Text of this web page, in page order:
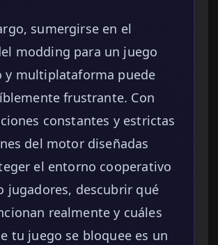
sumergirse en el
modding para un juego
y multiplataforma puede
frustrante. Con
constantes y estrictas
del motor diseñadas
el entorno cooperativo
jugadores, descubrir qué
realmente y cuáles
tu juego se bloquee es un